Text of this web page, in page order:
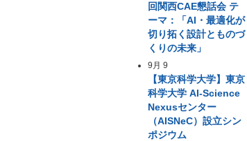
回関西CAE懇話会 テ
ーマ：「AI・最適化が
切り拓く設計とものづ
くりの未来」
9月 9
【東京科学大学】東京
科学大学 AI-Science
Nexusセンター
（AISNeC）設立シン
ポジウム